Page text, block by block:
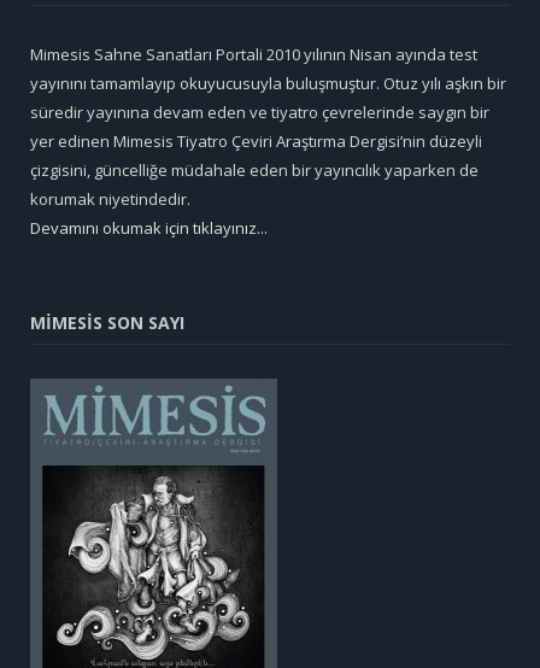
Mimesis Sahne Sanatları Portali 2010 yılının Nisan ayında test
yayınını tamamlayıp okuyucusuyla buluşmuştur. Otuz yılı aşkın bir
süredir yayınına devam eden ve tiyatro çevrelerinde saygın bir
yer edinen Mimesis Tiyatro Çeviri Araştırma Dergisi’nin düzeyli
çizgisini, güncelliğe müdahale eden bir yayıncılık yaparken de
korumak niyetindedir.
Devamını okumak için tıklayınız...
MİMESİS SON SAYI